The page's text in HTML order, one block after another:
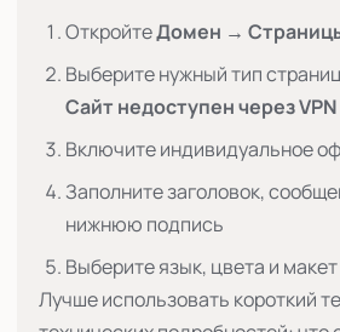
ОткройтеДомен →
Выберите нужный тип
Сайт недоступен через VPN
Включите индивидуальное
Заполните заголовок,
нижнюю подпись
Выберите язык, цвета и макет
Лучше использовать короткий